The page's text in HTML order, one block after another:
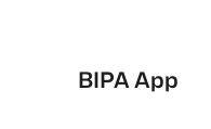
BIPA App